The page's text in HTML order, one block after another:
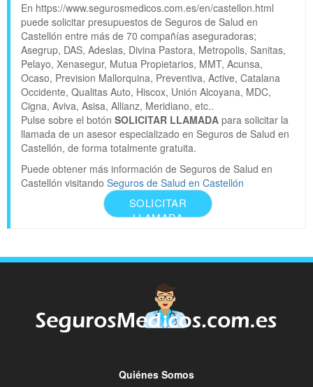
En https://www.segurosmedicos.com.es/en/castellon.html
puede solicitar presupuestos de Seguros de Salud en
Castellón entre más de 70 compañías aseguradoras;
Asegrup, DAS, Adeslas, Divina Pastora, Metropolis, Sanitas,
Pelayo, Xenasegur, Mutua Propietarios, MMT, Acunsa,
Ocaso, Prevision Mallorquina, Preventiva, Active, Catalana
Occidente, Qualitas Auto, Hiscox, Unión Alcoyana, MDC,
Cigna, Aviva, Asisa, Allianz, Meridiano, etc..
Pulse sobre el botón SOLICITAR LLAMADA para solicitar la
llamada de un asesor especializado en Seguros de Salud en
Castellón, de forma totalmente gratuita.
Puede obtener más información de Seguros de Salud en
Castellón visitando Seguros de Salud en Castellón
SOLICITAR
LLAMADA
Quiénes Somos